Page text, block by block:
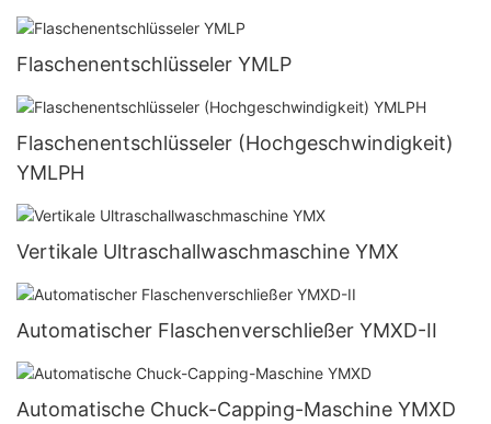
Flaschenentschlüsseler YMLP
Flaschenentschlüsseler (Hochgeschwindigkeit)
YMLPH
Vertikale Ultraschallwaschmaschine YMX
Automatischer Flaschenverschließer YMXD-II
Automatische Chuck-Capping-Maschine YMXD